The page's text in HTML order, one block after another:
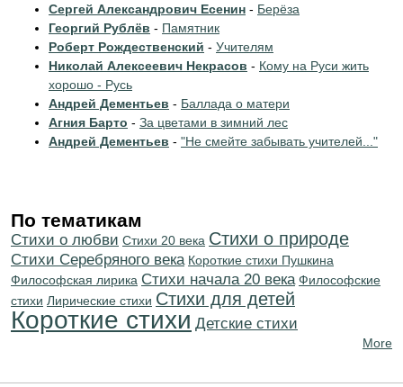
Сергей Александрович Есенин - Берёза
Георгий Рублёв - Памятник
Роберт Рождественский - Учителям
Николай Алексеевич Некрасов - Кому на Руси жить
хорошо - Русь
Андрей Дементьев - Баллада о матери
Агния Барто - За цветами в зимний лес
Андрей Дементьев - "Не смейте забывать учителей..."
По тематикам
Стихи о любви Стихи 20 века Стихи о природе
Cтихи Серебряного века Короткие стихи Пушкина
Философская лирика Cтихи начала 20 века Философские
стихи Лирические стихи Стихи для детей
Короткие стихи Детские стихи
More